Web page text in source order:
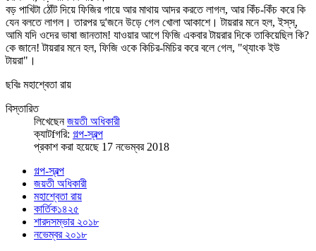
বড় পাখিটা ঠোঁট দিয়ে ফিজির গায়ে আর মাথায় আদর করতে লাগল, আর কিঁচ-কিঁচ করে কি
যেন বলতে লাগল। তারপর দু'জনে উড়ে গেল খোলা আকাশে। টায়রার মনে হল, ইস্‌স্‌,
আমি যদি ওদের ভাষা জানতাম! যাওয়ার আগে ফিজি একবার টায়রার দিকে তাকিয়েছিল কি?
কে জানে! টায়রার মনে হল, ফিজি ওকে কিচির-মিচির করে বলে গেল, "থ্যাংক ইউ
টায়রা"।
ছবিঃ মহাশ্বেতা রায়
বিস্তারিত
লিখেছেনজয়তী অধিকারী
ক্যাটfগরি: গল্প-স্বল্প
প্রকাশ করা হয়েছে 17 নভেম্বর 2018
গল্প-স্বল্প
জয়তী অধিকারী
মহাশ্বেতা রায়
কার্তিক১৪২৫
শারদসম্ভার ২০১৮
নভেম্বর ২০১৮